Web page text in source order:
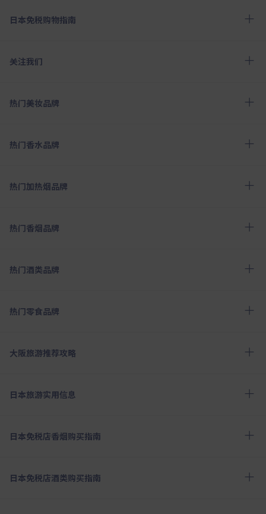
日本免税购物指南
关注我们
热门美妆品牌
热门香水品牌
热门加热烟品牌
热门香烟品牌
热门酒类品牌
热门零食品牌
大阪旅游推荐攻略
日本旅游实用信息
日本免税店香烟购买指南
日本免税店酒类购买指南